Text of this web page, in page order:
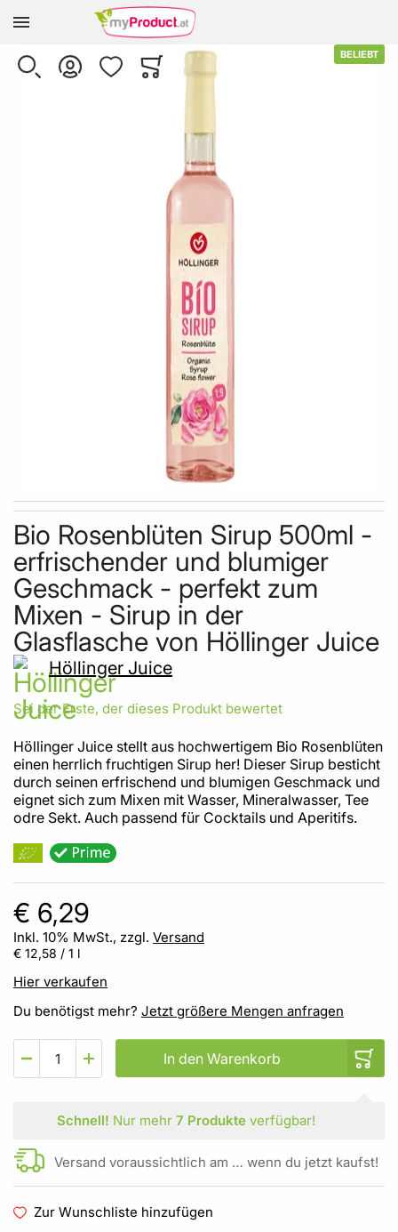
Zur Homepage
SUCHE KONTO WUNSCHLISTEWARENKORB
Minicart
Skip to the end of the images gallery
Skip to the beginning of the images gallery
BELIEBT
Bio Rosenblüten Sirup 500ml -
erfrischender und blumiger
Geschmack - perfekt zum
Mixen - Sirup in der
Glasflasche von Höllinger Juice
Höllinger Juice
Sei der Erste, der dieses Produkt bewertet
Höllinger Juice stellt aus hochwertigem Bio Rosenblüten
einen herrlich fruchtigen Sirup her! Dieser Sirup besticht
durch seinen erfrischend und blumigen Geschmack und
eignet sich zum Mixen mit Wasser, Mineralwasser, Tee
odre Sekt. Auch passend für Cocktails und Aperitifs.
€ 6,29
Inkl. 10% MwSt., zzgl. Versand
€ 12,58 / 1 l
Hier verkaufen
Du benötigst mehr? Jetzt größere Mengen anfragen
In den Warenkorb
Schnell! Nur mehr 7 Produkteverfügbar!
Versand voraussichtlich am … wenn du jetzt kaufst!
Zur Wunschliste hinzufügen